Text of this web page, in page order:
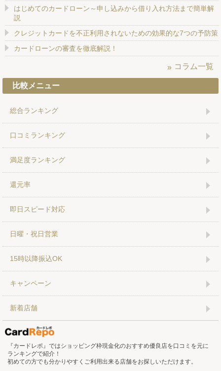
はじめてのカードローン～申し込みから借り入れ方法まで簡単解
説
クレジットカードを不正利用されないための効果的な7つの予防策
カードローンの審査を徹底解説！
コラム一覧
比較メニュー
総合ランキング
口コミランキング
満足度ランキング
還元率
即日スピード対応
日曜・祝日営業
15時以降振込OK
キャンペーン
新着店舗
『カードレポ』ではショッピング枠現金化のおすすめ優良店を口コミを元に
ランキングで紹介！
初めての方でも分かりやすくご利用出来る店舗をお探しいただけます。